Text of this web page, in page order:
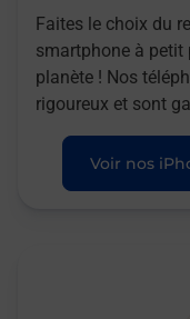
Faites le choix du
smartphone à petit
planète ! Nos
rigoureux et sont
Voir nos